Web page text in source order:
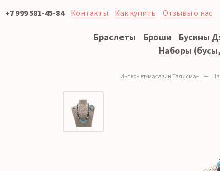
+7 999 581-45-84 Контакты Как купить Отзывы о нас
Браслеты Броши Бусины
Наборы
Интернет-магазин Талисман